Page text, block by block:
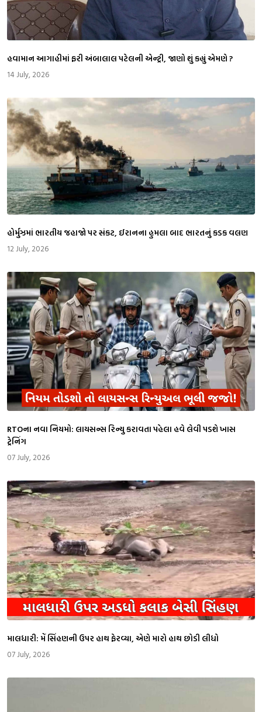
​હવામાન આગાહીમાં ફરી અંબાલાલ પટેલની એન્ટ્રી, જાણો શું કહ્યું એમણે ?
14 July, 2026
​હોર્મુઝમાં ભારતીય જહાજો પર સંકટ, ઈરાનના હુમલા બાદ ભારતનું કડક વલણ
12 July, 2026
RTOના નવા નિયમો: લાયસન્સ રિન્યુ કરાવતા પહેલા હવે લેવી પડશે ખાસ
ટ્રેનિંગ
07 July, 2026
માલધારી: મેં સિંહણની ઉપર હાથ ફેરવ્યા, એણે મારો હાથ છોડી લીધો
07 July, 2026